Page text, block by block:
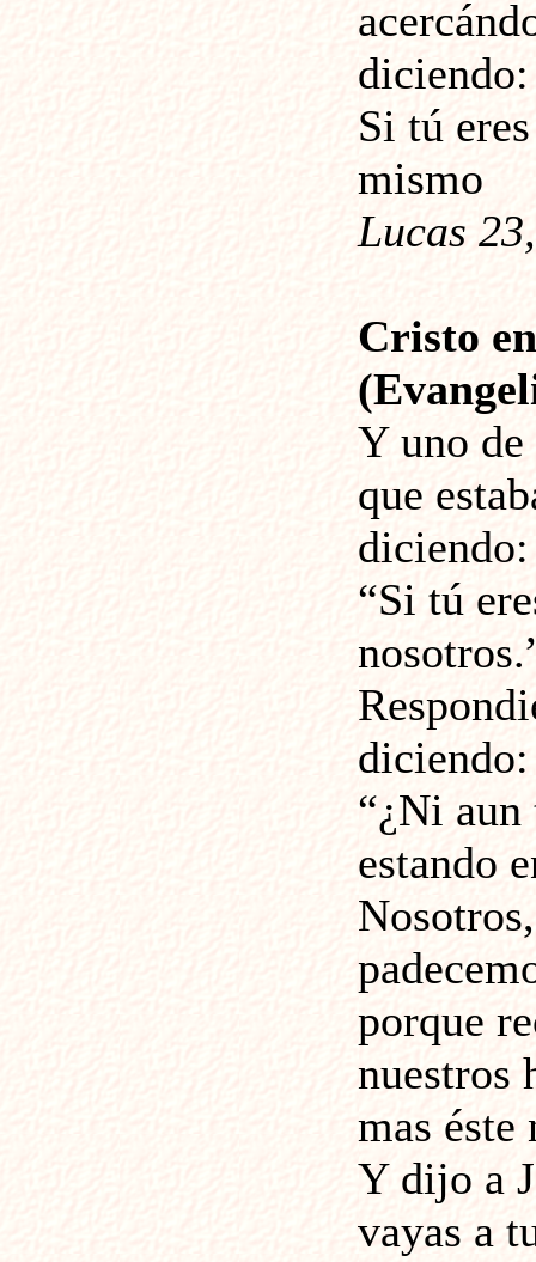
diciendo:
Si tú
mismo
Lucas
Cristo
Y uno de
que
diciendo:
“Si tú
diciendo:
“¿Ni
estando
porque
nuestros
mas éste
Y dijo a
vayas a